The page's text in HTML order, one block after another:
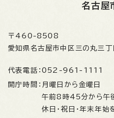
名古屋
〒460-8508
愛知県名古屋市中区三の丸三
代表電話： 052-961-1111
開庁時間： 月曜日から金曜日
午前8時45分から午
休日・祝日・年末年始